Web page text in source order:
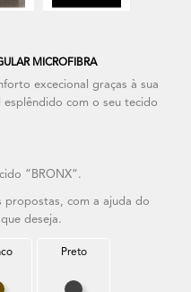
MICROFIBRA
excecional graças à sua
esplêndido com o seu tecido
“BRONX“.
propostas, com a ajuda do
deseja.
Preto